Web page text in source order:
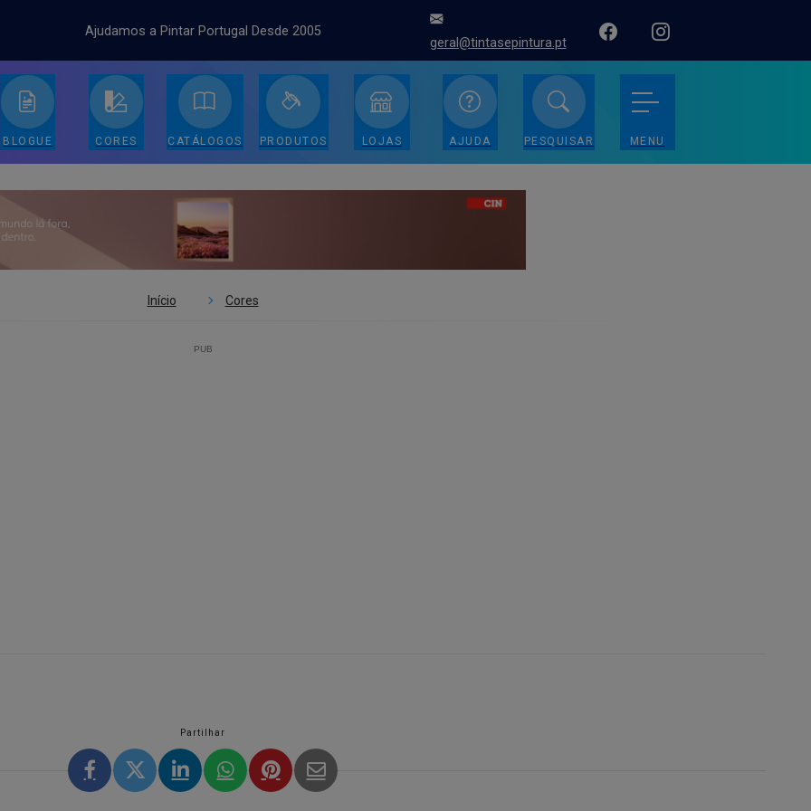
Ajudamos a Pintar Portugal Desde 2005
geral@tintasepintura.pt
BLOGUE CORES CATÁLOGOS PRODUTOS LOJAS AJUDA PESQUISAR MENU
Início Cores
Partilhar